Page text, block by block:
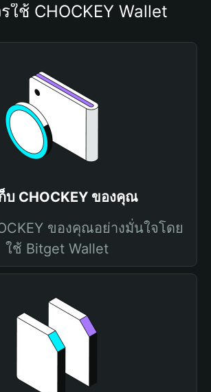
ใช้ CHOCKEY Wallet
บ CHOCKEY ของคุณ
ของคุณอย่างมั่นใจโดย
ใช้ Bitget Wallet